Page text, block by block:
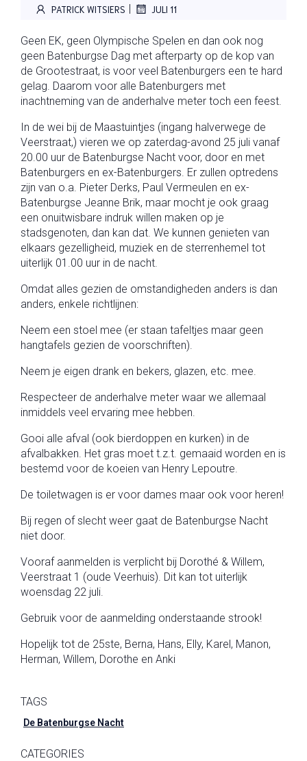
PATRICK WITSIERS | JULI 11
Geen EK, geen Olympische Spelen en dan ook nog
geen Batenburgse Dag met afterparty op de kop van
de Grootestraat, is voor veel Batenburgers een te hard
gelag. Daarom voor alle Batenburgers met
inachtneming van de anderhalve meter toch een feest.
In de wei bij de Maastuintjes (ingang halverwege de
Veerstraat,) vieren we op zaterdag-avond 25 juli vanaf
20.00 uur de Batenburgse Nacht voor, door en met
Batenburgers en ex-Batenburgers. Er zullen optredens
zijn van o.a. Pieter Derks, Paul Vermeulen en ex-
Batenburgse Jeanne Brik, maar mocht je ook graag
een onuitwisbare indruk willen maken op je
stadsgenoten, dan kan dat. We kunnen genieten van
elkaars gezelligheid, muziek en de sterrenhemel tot
uiterlijk 01.00 uur in de nacht.
Omdat alles gezien de omstandigheden anders is dan
anders, enkele richtlijnen:
Neem een stoel mee (er staan tafeltjes maar geen
hangtafels gezien de voorschriften).
Neem je eigen drank en bekers, glazen, etc. mee.
Respecteer de anderhalve meter waar we allemaal
inmiddels veel ervaring mee hebben.
Gooi alle afval (ook bierdoppen en kurken) in de
afvalbakken. Het gras moet t.z.t. gemaaid worden en is
bestemd voor de koeien van Henry Lepoutre.
De toiletwagen is er voor dames maar ook voor heren!
Bij regen of slecht weer gaat de Batenburgse Nacht
niet door.
Vooraf aanmelden is verplicht bij Dorothé & Willem,
Veerstraat 1 (oude Veerhuis). Dit kan tot uiterlijk
woensdag 22 juli.
Gebruik voor de aanmelding onderstaande strook!
Hopelijk tot de 25ste, Berna, Hans, Elly, Karel, Manon,
Herman, Willem, Dorothe en Anki
TAGS
De Batenburgse Nacht
CATEGORIES